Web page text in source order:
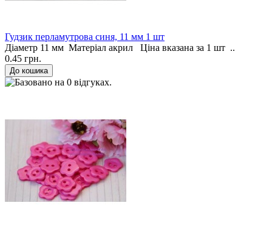
Гудзик перламутрова синя, 11 мм 1 шт
Діаметр 11 мм Матеріал акрил Ціна вказана за 1 шт ..
0.45 грн.